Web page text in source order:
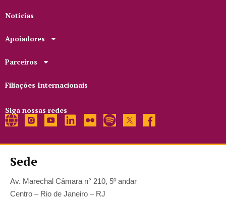
Notícias
Apoiadores
Parceiros
Filiações Internacionais
Siga nossas redes
Sede
Av. Marechal Câmara n° 210, 5º andar
Centro – Rio de Janeiro – RJ